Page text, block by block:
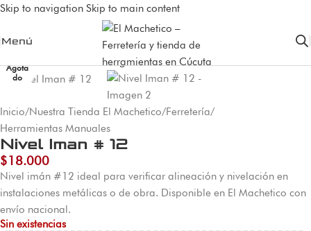
Skip to navigation Skip to main content
Menú
Agota
do
Inicio/Nuestra Tienda El Machetico/Ferretería/
Herramientas Manuales
Nivel Iman # 12
$18.000
Nivel imán #12 ideal para verificar alineación y nivelación en
instalaciones metálicas o de obra. Disponible en El Machetico con
envío nacional.
Sin existencias